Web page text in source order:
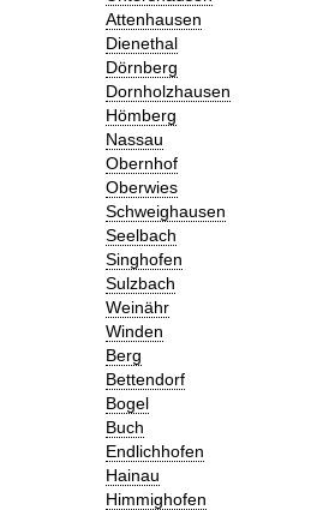
Attenhausen
Dienethal
Dörnberg
Dornholzhausen
Hömberg
Nassau
Obernhof
Oberwies
Schweighausen
Seelbach
Singhofen
Sulzbach
Weinähr
Winden
Berg
Bettendorf
Bogel
Buch
Endlichhofen
Hainau
Himmighofen